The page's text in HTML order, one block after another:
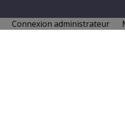
Connexion administrateur